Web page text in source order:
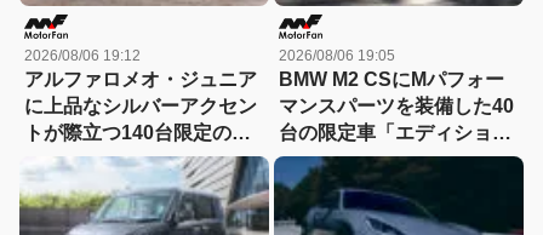
2026/08/06 19:12
アルファロメオ・ジュニア
に上品なシルバーアクセン
トが際立つ140台限定の
「スポルト スペチアーレ」
が登場！
2026/08/06 19:05
BMW M2 CSにMパフォー
マンスパーツを装備した40
台の限定車「エディショ
ン・エッジ」が登場！